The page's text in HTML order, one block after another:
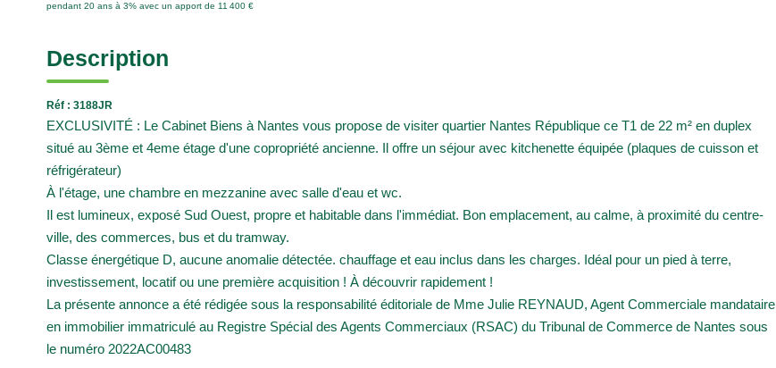
pendant 20 ans à 3% avec un apport de 11 400 €
Description
Réf : 3188JR
EXCLUSIVITÉ : Le Cabinet Biens à Nantes vous propose de visiter quartier Nantes République ce T1 de 22 m² en duplex
situé au 3ème et 4eme étage d'une copropriété ancienne. Il offre un séjour avec kitchenette équipée (plaques de cuisson et
réfrigérateur)
À l'étage, une chambre en mezzanine avec salle d'eau et wc.
Il est lumineux, exposé Sud Ouest, propre et habitable dans l'immédiat. Bon emplacement, au calme, à proximité du centre-
ville, des commerces, bus et du tramway.
Classe énergétique D, aucune anomalie détectée. chauffage et eau inclus dans les charges. Idéal pour un pied à terre,
investissement, locatif ou une première acquisition ! À découvrir rapidement !
La présente annonce a été rédigée sous la responsabilité éditoriale de Mme Julie REYNAUD, Agent Commerciale mandataire
en immobilier immatriculé au Registre Spécial des Agents Commerciaux (RSAC) du Tribunal de Commerce de Nantes sous
le numéro 2022AC00483